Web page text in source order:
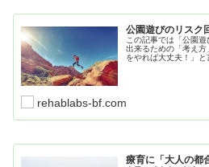
公園遊びのリスク
この記事では「公園遊
出来るための「考え方
をやれば大丈夫！」と
rehablabs-bf.com
療育に「大人の都